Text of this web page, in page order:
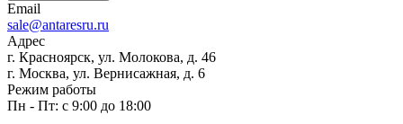
Email
sale@antaresru.ru
Адрес
г. Красноярск, ул. Молокова, д. 46
г. Москва, ул. Вернисажная, д. 6
Режим работы
Пн - Пт: с 9:00 до 18:00